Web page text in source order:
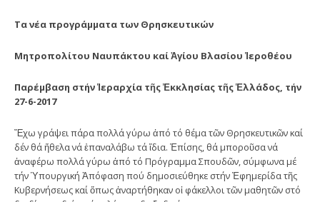
Τα νέα προγράμματα των Θρησκευτικών
Μητροπολίτου Ναυπάκτου καί Ἁγίου Βλασίου Ἱεροθέου
Παρέμβαση στήν Ἱεραρχία τῆς Ἐκκλησίας τῆς Ἑλλάδος, τήν
27-6-2017
Ἔχω γράψει πάρα πολλά γύρω ἀπό τό θέμα τῶν Θρησκευτικῶν καί
δέν θά ἤθελα νά ἐπαναλάβω τά ἴδια. Ἐπίσης, θά μποροῦσα νά
ἀναφέρω πολλά γύρω ἀπό τό Πρόγραμμα Σπουδῶν, σύμφωνα μέ
τήν Ὑπουργική Ἀπόφαση πού δημοσιεύθηκε στήν Ἐφημερίδα τῆς
Κυβερνήσεως καί ὅπως ἀναρτήθηκαν οἱ φάκελλοι τῶν μαθητῶν στό